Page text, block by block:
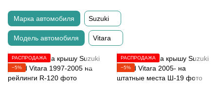
Марка автомобиля Suzuki
Модель автомобиля Vitara
РАСПРОДАЖА
−5%
РАСПРОДАЖА
−5%